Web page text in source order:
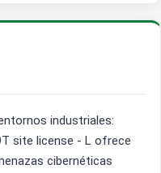
industriales:
site license - L ofrece
cibernéticas